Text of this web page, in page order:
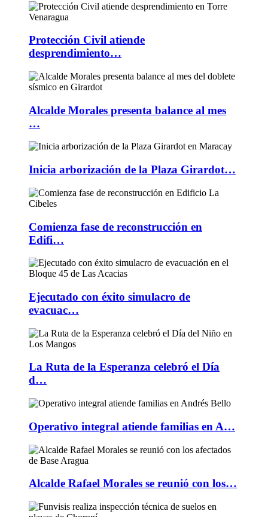
Protección Civil atiende
desprendimiento…
Alcalde Morales presenta balance al mes
…
Inicia arborización de la Plaza Girardot…
Comienza fase de reconstrucción en
Edifi…
Ejecutado con éxito simulacro de
evacuac…
La Ruta de la Esperanza celebró el Día
d…
Operativo integral atiende familias en A…
Alcalde Rafael Morales se reunió con los…